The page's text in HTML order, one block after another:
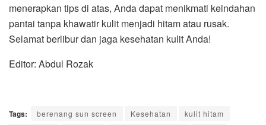
menerapkan tips di atas, Anda dapat menikmati keindahan
pantai tanpa khawatir kulit menjadi hitam atau rusak.
Selamat berlibur dan jaga kesehatan kulit Anda!
Editor: Abdul Rozak
Tags: berenang sun screen Kesehatan
kulit hitam